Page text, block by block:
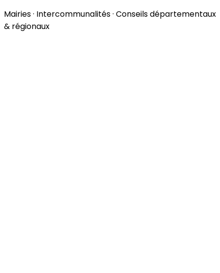
Mairies · Intercommunalités · Conseils départementaux
& régionaux